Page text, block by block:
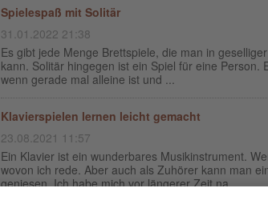
Spielespaß mit Solitär
31.01.2022 21:38
Es gibt jede Menge Brettspiele, die man in
kann. Solitär hingegen ist ein Spiel für eine Person.
wenn gerade mal alleine ist und ...
Klavierspielen lernen leicht gemacht
23.08.2021 11:57
Ein Klavier ist ein wunderbares Musikinstrument.
wovon ich rede. Aber auch als Zuhörer kann man
geniesen. Ich habe mich vor längerer Zeit na...